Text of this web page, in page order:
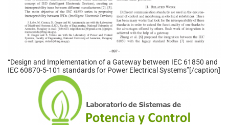
“Design and Implementation of a Gateway between IEC 61850 and
IEC 60870-5-101 standards for Power Electrical Systems”[/caption]